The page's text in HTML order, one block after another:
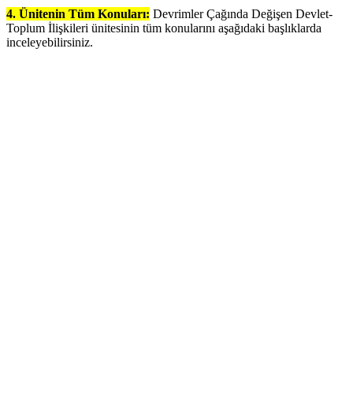
4. Ünitenin Tüm Konuları: Devrimler Çağında Değişen Devlet-
Toplum İlişkileri ünitesinin tüm konularını aşağıdaki başlıklarda
inceleyebilirsiniz.